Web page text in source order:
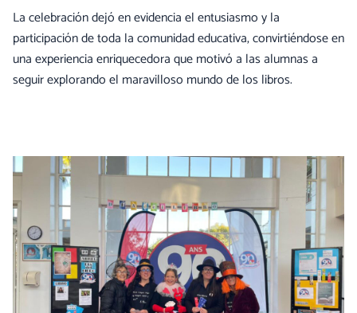
La celebración dejó en evidencia el entusiasmo y la
participación de toda la comunidad educativa, convirtiéndose en
una experiencia enriquecedora que motivó a las alumnas a
seguir explorando el maravilloso mundo de los libros.